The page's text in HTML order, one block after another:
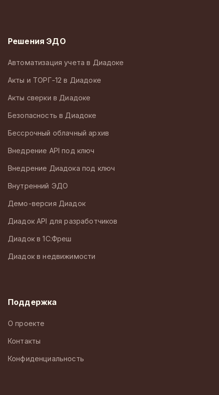
Решения ЭДО
Автоматизация учета в Диадоке
Акты и ТОРГ-12 в Диадоке
Акты сверки в Диадоке
Безопасность в Диадоке
Бессрочный облачный архив
Внедрение API под ключ
Внедрение Диадока под ключ
Внутренний ЭДО
Демо-версия Диадок
Диадок API для разработчиков
Диадок в 1С:Фреш
Диадок в недвижимости
Поддержка
О проекте
Контакты
Конфиденциальность